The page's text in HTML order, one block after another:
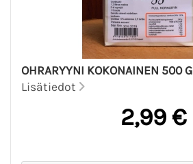
OHRARYYNI KOKONAINEN 500 G
Lisätiedot
2,99 €